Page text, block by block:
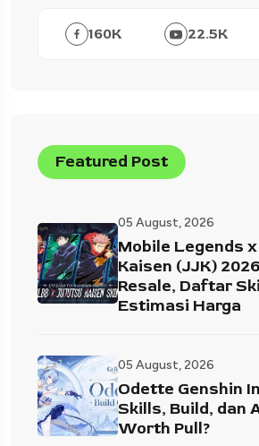
160K 22.5K
Featured Post
05 August, 2026
Mobile Legends
Kaisen (JJK)
Resale, Daftar
Estimasi Harga
05 August, 2026
Odette Genshin
Skills, Build, dan
Worth Pull?